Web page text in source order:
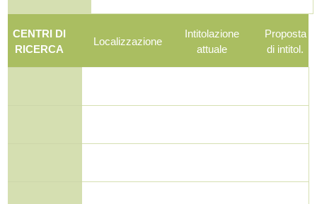
CENTRI DI
RICERCA
Localizzazione
Intitolazione
attuale
Proposta
di intitol.